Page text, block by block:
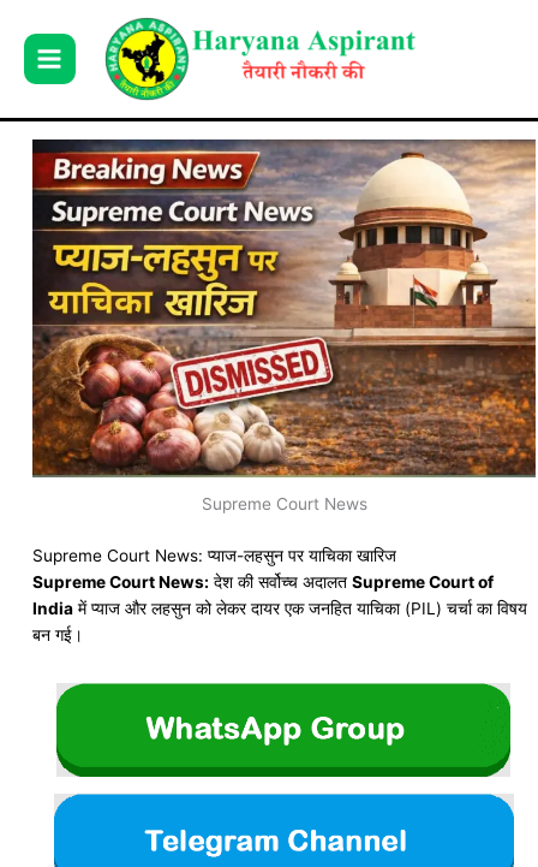
content
Supreme Court News
Supreme Court News: प्याज-लहसुन पर याचिका खारिज
Supreme Court News: देश की सर्वोच्च अदालतSupreme Court of
India में प्याज और लहसुन को लेकर दायर एक जनहित याचिका (PIL) चर्चा का विषय
बन गई।